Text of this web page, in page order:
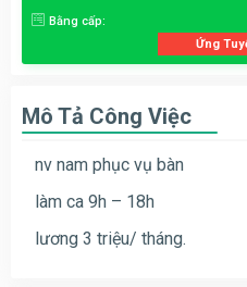
Bằng cấp:
Ứng
Mô Tả Công Việc
nv nam phục vụ bàn
làm ca 9h – 18h
lương 3 triệu/ tháng.